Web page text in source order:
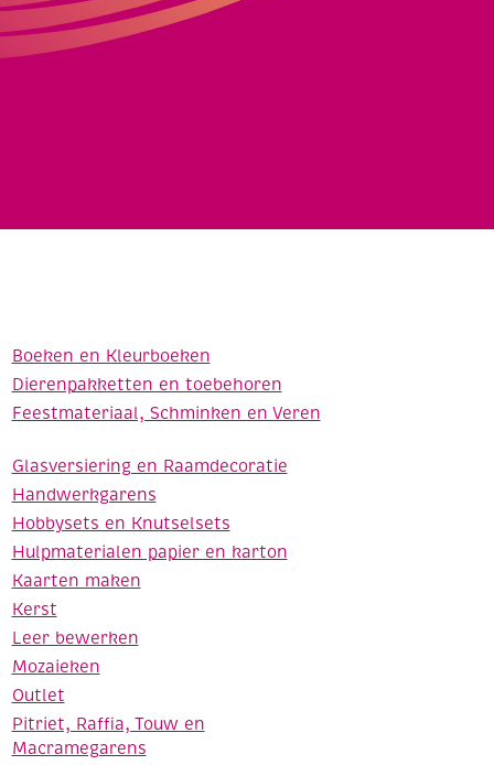
Boeken en Kleurboeken
Dierenpakketten en toebehoren
Feestmateriaal, Schminken en Veren
Glasversiering en Raamdecoratie
Handwerkgarens
Hobbysets en Knutselsets
Hulpmaterialen papier en karton
Kaarten maken
Kerst
Leer bewerken
Mozaieken
Outlet
Pitriet, Raffia, Touw en
Macramegarens